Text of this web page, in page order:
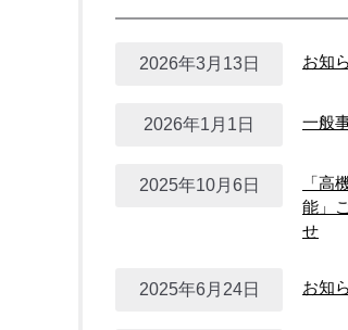
2026年3月13日 お知
2026年1月1日 一般
2025年10月6日
「高
能」
せ
2025年6月24日 お知